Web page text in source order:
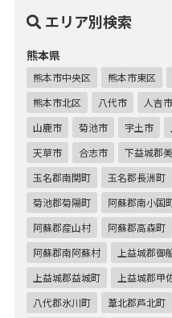
エリア別検索
熊本県
熊本市中央区 熊本市東区
熊本市北区
八代市 人吉市
山鹿市
菊池市 宇土市
天草市
合志市 下益城郡
玉名郡南関町
玉名郡長洲町
菊池郡菊陽町
阿蘇郡南小国
阿蘇郡産山村
阿蘇郡高森町
阿蘇郡南阿蘇村
上益城郡御
上益城郡益城町
上益城郡甲
八代郡氷川町
葦北郡芦北町